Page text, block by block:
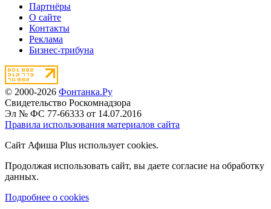
Партнёры
О сайте
Контакты
Реклама
Бизнес-трибуна
© 2000-2026 Фонтанка.Ру
Свидетельство Роскомнадзора
Эл № ФС 77-66333 от 14.07.2016
Правила использования материалов сайта
Сайт Афиша Plus использует cookies.
Продолжая использовать сайт, вы даете согласие на обработку
данных.
Подробнее о cookies